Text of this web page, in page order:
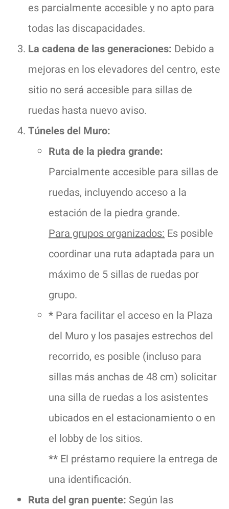
es parcialmente accesible y no apto para
todas las discapacidades.
La cadena de las generaciones: Debido a
mejoras en los elevadores del centro, este
sitio no será accesible para sillas de
ruedas hasta nuevo aviso.
Túneles del Muro:
Ruta de la piedra grande:
Parcialmente accesible para sillas de
ruedas, incluyendo acceso a la
estación de la piedra grande.
Para grupos organizados: Es posible
coordinar una ruta adaptada para un
máximo de 5 sillas de ruedas por
grupo.
* Para facilitar el acceso en la Plaza
del Muro y los pasajes estrechos del
recorrido, es posible (incluso para
sillas más anchas de 48 cm) solicitar
una silla de ruedas a los asistentes
ubicados en el estacionamiento o en
el lobby de los sitios.
** El préstamo requiere la entrega de
una identificación.
Ruta del gran puente: Según las